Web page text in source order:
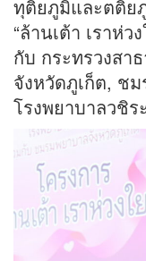
ทุติยภูมิและตติย
“ล้านเต้า เราห่
กับ กระทรวงส
จังหวัดภูเก็ต, ช
โรงพยาบาลวชิ